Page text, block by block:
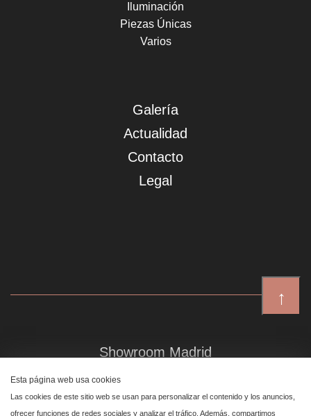
↑
Iluminación
Piezas Únicas
Varios
Galería
Actualidad
Contacto
Legal
Showroom Madrid
Plaza de Canalejas 6, 4 izq
Centro, 28014 Madrid
Esta página web usa cookies
Las cookies de este sitio web se usan para personalizar el contenido y los anuncios,
ofrecer funciones de redes sociales y analizar el tráfico. Además, compartimos